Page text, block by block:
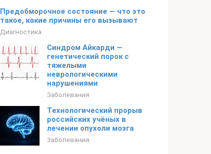
Предобморочное состояние — что это
такое, какие причины его вызывают
Диагностика
Синдром Айкарди —
генетический порок с
тяжелыми
неврологическими
нарушениями
Заболевания
Технологический прорыв
российских учёных в
лечении опухоли мозга
Заболевания